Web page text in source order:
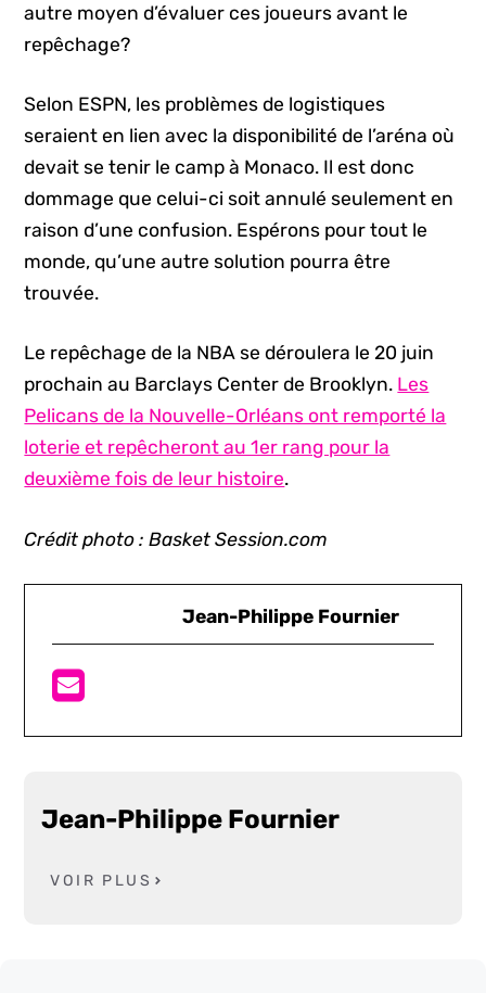
autre moyen d’évaluer ces joueurs avant le
repêchage?
Selon ESPN, les problèmes de logistiques
seraient en lien avec la disponibilité de l’aréna où
devait se tenir le camp à Monaco. Il est donc
dommage que celui-ci soit annulé seulement en
raison d’une confusion. Espérons pour tout le
monde, qu’une autre solution pourra être
trouvée.
Le repêchage de la NBA se déroulera le 20 juin
prochain au Barclays Center de Brooklyn. Les
Pelicans de la Nouvelle-Orléans ont remporté la
loterie et repêcheront au 1er rang pour la
deuxième fois de leur histoire.
Crédit photo : Basket Session.com
Jean-Philippe Fournier
Jean-Philippe Fournier
VOIR PLUS